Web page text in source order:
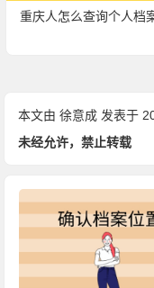
重庆人怎么查询个人档
本文由徐意成 发表于
未经允许，禁止转载